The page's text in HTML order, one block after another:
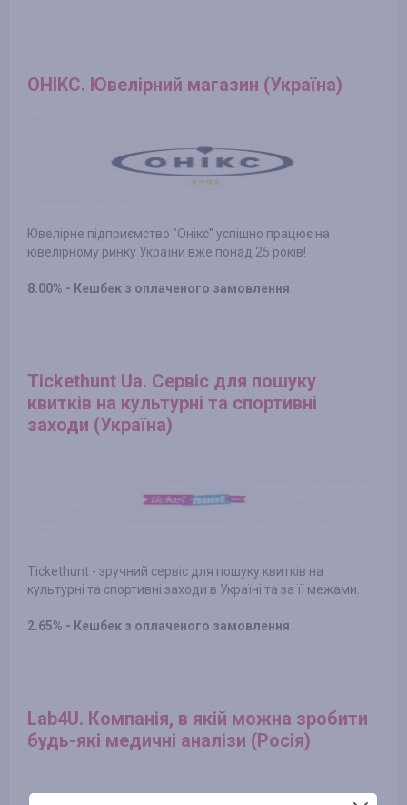
OHIKC. Ювелірний магазин (Україна)
Ювелірне підприємство "Онікс" успішно працює на
ювелірному ринку України вже понад 25 років!
8.00% - Кешбек з оплаченого замовлення
Tickethunt Ua. Сервіс для пошуку
квитків на культурні та спортивні
заходи (Україна)
Tickethunt - зручний сервіс для пошуку квитків на
культурні та спортивні заходи в Україні та за її межами.
2.65% - Кешбек з оплаченого замовлення
Lab4U. Компанія, в якій можна зробити
будь-які медичні аналізи (Росія)